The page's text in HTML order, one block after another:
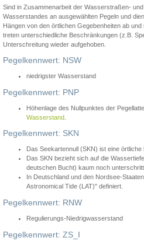
Sind in Zusammenarbeit der Wasserstraßen-
Wasserstandes an ausgewählten Pegeln und
Hängen von den örtlichen Gegebenheiten ab
treten unterschiedliche Beschränkungen (z.B.
Unterschreitung wieder aufgehoben.
Pegelkennwert: NSW
niedrigster Wasserstand
Pegelkennwert: PNP
Höhenlage des Nullpunktes der
Wasserstand
Pegelkennwert: SKN
Das Seekartennull (SKN) ist eine
Das SKN bezieht sich auf die
deutschen Bucht) kaum noch
In Deutschland und den Nordsee-
Astronomical Tide (LAT)" definiert.
Pegelkennwert: RNW
Regulierungs-Niedrigwasserstand
Pegelkennwert: ZS_I